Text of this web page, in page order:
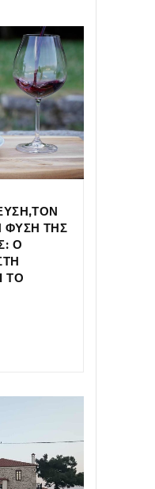
ΦΥΣΗ ΤΗΣ
​Ο
ΤΟ